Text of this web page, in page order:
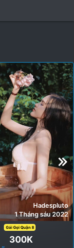
Hadespluto
1 Tháng sáu 2022
Gái Gọi Quận 8
300K